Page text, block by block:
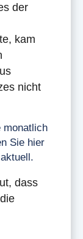
der
kam
nicht
monatlich
Sie hier
dass